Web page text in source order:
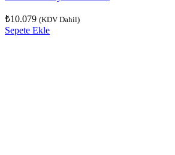
₺10.079 (KDV Dahil)
Sepete Ekle